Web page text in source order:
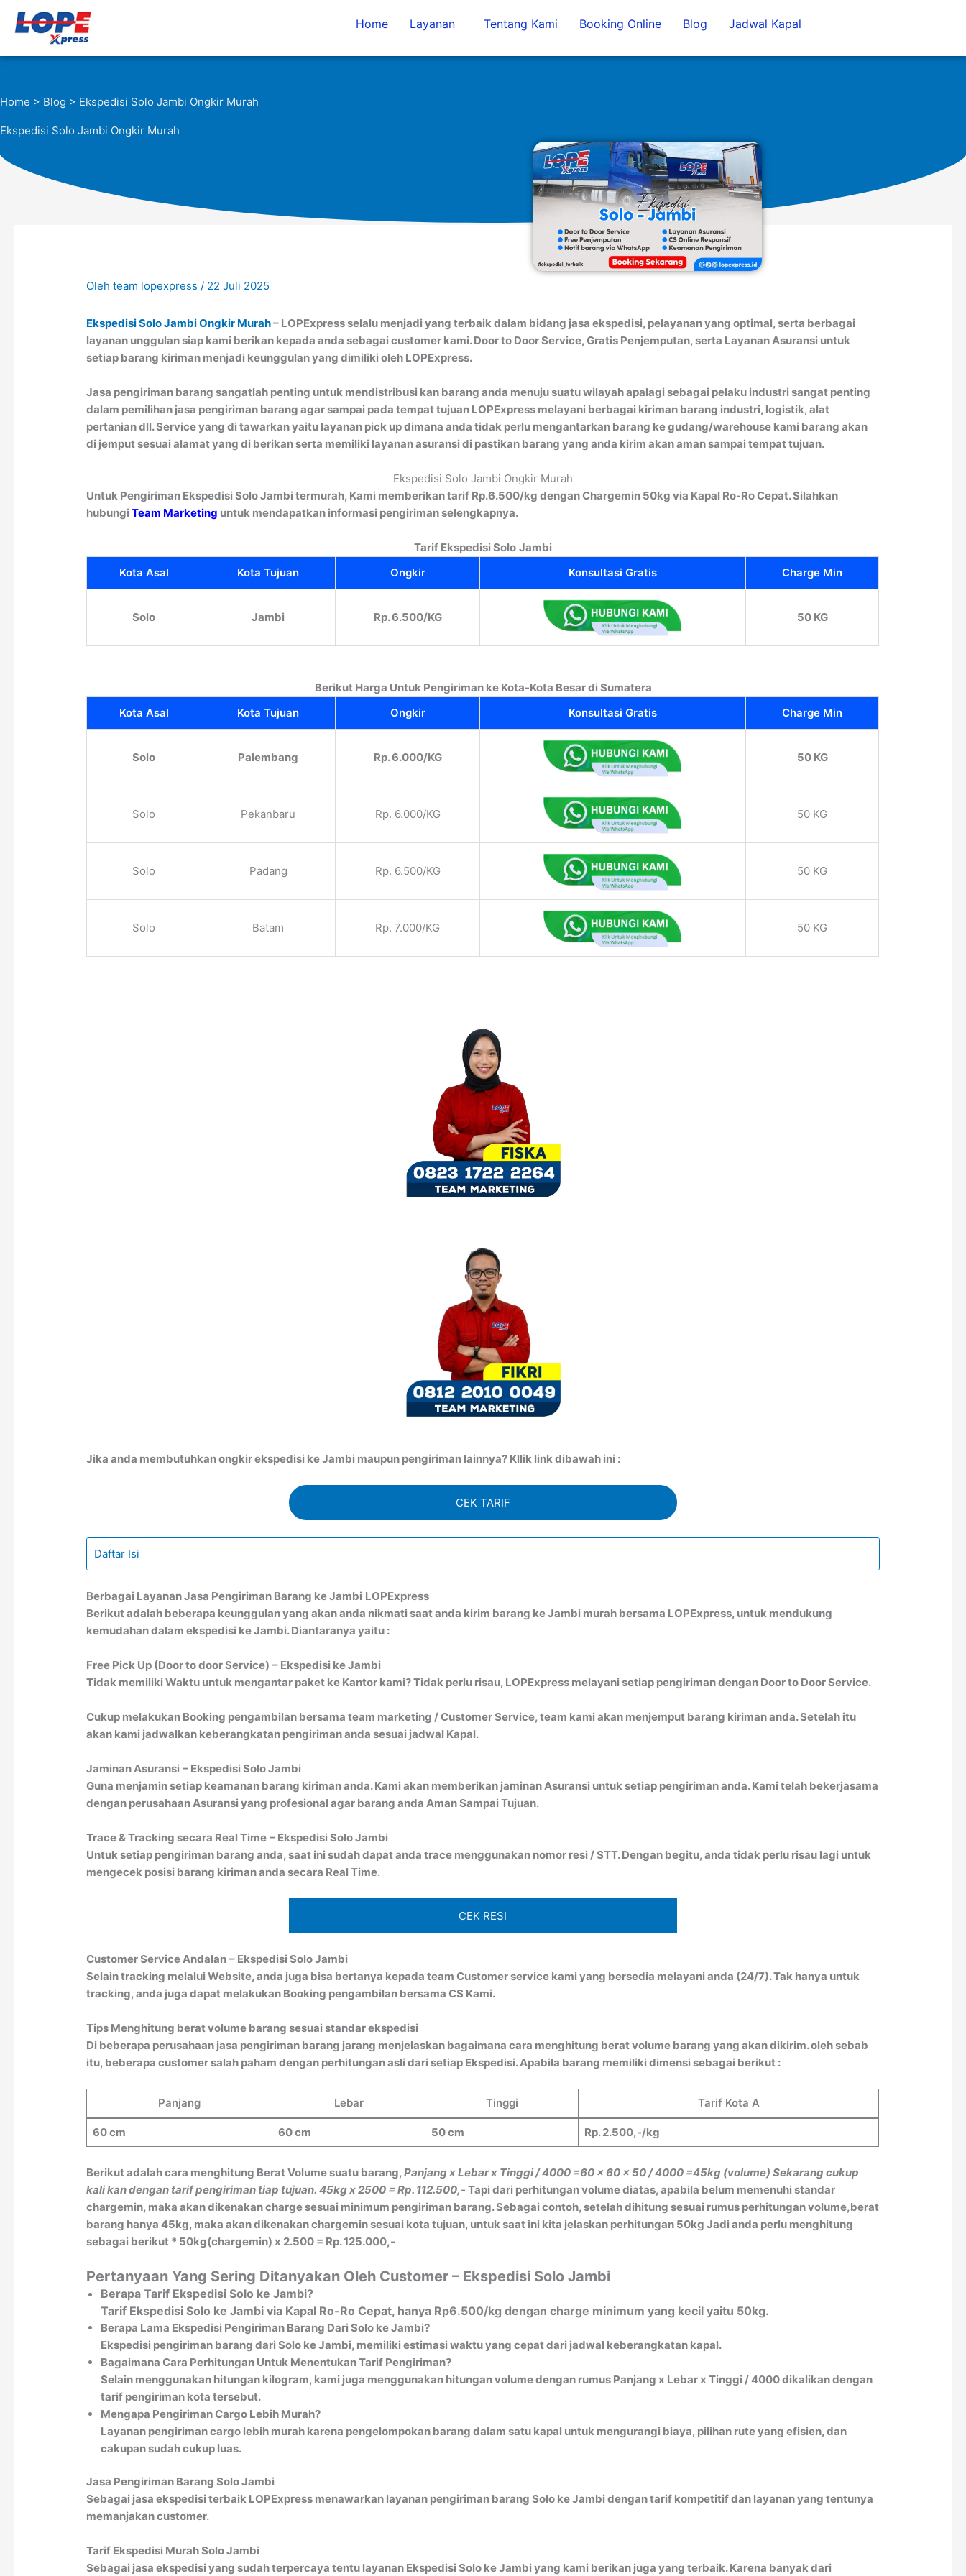
Home Layanan Tentang Kami Booking Online Blog Jadwal Kapal
Home > Blog > Ekspedisi Solo Jambi Ongkir Murah
Ekspedisi Solo Jambi Ongkir Murah
Olehteam lopexpress / 22 Juli 2025
Ekspedisi Solo Jambi Ongkir Murah– LOPExpress selalu menjadi yang terbaik dalam bidang jasa ekspedisi, pelayanan yang optimal, serta berbagai
layanan unggulan siap kami berikan kepada anda sebagai customer kami. Door to Door Service, Gratis Penjemputan, serta Layanan Asuransi untuk
setiap barang kiriman menjadi keunggulan yang dimiliki oleh LOPExpress.
Jasa pengiriman barang sangatlah penting untuk mendistribusi kan barang anda menuju suatu wilayah apalagi sebagai pelaku industri sangat penting
dalam pemilihan jasa pengiriman barang agar sampai pada tempat tujuan LOPExpress melayani berbagai kiriman barang industri, logistik, alat
pertanian dll. Service yang di tawarkan yaitu layanan pick up dimana anda tidak perlu mengantarkan barang ke gudang/warehouse kami barang akan
di jemput sesuai alamat yang di berikan serta memiliki layanan asuransi di pastikan barang yang anda kirim akan aman sampai tempat tujuan.
Ekspedisi Solo Jambi Ongkir Murah
Untuk Pengiriman Ekspedisi Solo Jambi termurah, Kami memberikan tarif Rp.6.500/kg dengan Chargemin 50kg via Kapal Ro-Ro Cepat. Silahkan
hubungiTeam Marketing untuk mendapatkan informasi pengiriman selengkapnya.
Tarif Ekspedisi Solo Jambi
Kota Asal
Kota Tujuan Ongkir Konsultasi Gratis Charge Min
Solo Jambi Rp. 6.500/KG 50 KG
Berikut Harga Untuk Pengiriman ke Kota-Kota Besar di Sumatera
Kota Asal
Kota Tujuan Ongkir Konsultasi Gratis Charge Min
Solo Palembang Rp. 6.000/KG 50 KG
Solo Pekanbaru Rp. 6.000/KG 50 KG
Solo Padang Rp. 6.500/KG 50 KG
Solo Batam Rp. 7.000/KG 50 KG
Jika anda membutuhkan ongkir ekspedisi ke Jambi maupun pengiriman lainnya? Kllik link dibawah ini :
CEK TARIF
Daftar Isi
Berbagai Layanan Jasa Pengiriman Barang ke Jambi LOPExpress
Berikut adalah beberapa keunggulan yang akan anda nikmati saat anda kirim barang ke Jambi murah bersama LOPExpress, untuk mendukung
kemudahan dalam ekspedisi ke Jambi. Diantaranya yaitu :
Free Pick Up (Door to door Service) – Ekspedisi ke Jambi
Tidak memiliki Waktu untuk mengantar paket ke Kantor kami? Tidak perlu risau, LOPExpress melayani setiap pengiriman dengan Door to Door Service.
Cukup melakukan Booking pengambilan bersama team marketing / Customer Service, team kami akan menjemput barang kiriman anda. Setelah itu
akan kami jadwalkan keberangkatan pengiriman anda sesuai jadwal Kapal.
Jaminan Asuransi – Ekspedisi Solo Jambi
Guna menjamin setiap keamanan barang kiriman anda. Kami akan memberikan jaminan Asuransi untuk setiap pengiriman anda. Kami telah bekerjasama
dengan perusahaan Asuransi yang profesional agar barang anda Aman Sampai Tujuan.
Trace & Tracking secara Real Time – Ekspedisi Solo Jambi
Untuk setiap pengiriman barang anda, saat ini sudah dapat anda trace menggunakan nomor resi / STT. Dengan begitu, anda tidak perlu risau lagi untuk
mengecek posisi barang kiriman anda secara Real Time.
CEK RESI
Customer Service Andalan – Ekspedisi Solo Jambi
Selain tracking melalui Website, anda juga bisa bertanya kepada team Customer service kami yang bersedia melayani anda (24/7). Tak hanya untuk
tracking, anda juga dapat melakukan Booking pengambilan bersama CS Kami.
Tips Menghitung berat volume barang sesuai standar ekspedisi
Di beberapa perusahaan jasa pengiriman barang jarang menjelaskan bagaimana cara menghitung berat volume barang yang akan dikirim. oleh sebab
itu, beberapa customer salah paham dengan perhitungan asli dari setiap Ekspedisi. Apabila barang memiliki dimensi sebagai berikut :
Panjang Lebar Tinggi Tarif Kota A
60 cm 60 cm 50 cm Rp. 2.500,-/kg
Berikut adalah cara menghitung Berat Volume suatu barang,Panjang x Lebar x Tinggi / 4000 =60 x 60 x 50 / 4000 =45kg (volume) Sekarang cukup
kali kan dengan tarif pengiriman tiap tujuan. 45kg x 2500 = Rp. 112.500,- Tapi dari perhitungan volume diatas, apabila belum memenuhi standar
chargemin, maka akan dikenakan charge sesuai minimum pengiriman barang. Sebagai contoh, setelah dihitung sesuai rumus perhitungan volume,berat
barang hanya 45kg, maka akan dikenakan chargemin sesuai kota tujuan, untuk saat ini kita jelaskan perhitungan 50kg Jadi anda perlu menghitung
sebagai berikut * 50kg(chargemin) x 2.500 = Rp. 125.000,-
Pertanyaan Yang Sering Ditanyakan Oleh Customer – Ekspedisi Solo Jambi
Berapa Tarif Ekspedisi Solo ke Jambi?
Tarif Ekspedisi Solo ke Jambi via Kapal Ro-Ro Cepat, hanya Rp6.500/kg dengan charge minimum yang kecil yaitu 50kg.
Berapa Lama Ekspedisi Pengiriman Barang Dari Solo ke Jambi?
Ekspedisi pengiriman barang dari Solo ke Jambi, memiliki estimasi waktu yang cepat dari jadwal keberangkatan kapal.
Bagaimana Cara Perhitungan Untuk Menentukan Tarif Pengiriman?
Selain menggunakan hitungan kilogram, kami juga menggunakan hitungan volume dengan rumus Panjang x Lebar x Tinggi / 4000 dikalikan dengan
tarif pengiriman kota tersebut.
Mengapa Pengiriman Cargo Lebih Murah?
Layanan pengiriman cargo lebih murah karena pengelompokan barang dalam satu kapal untuk mengurangi biaya, pilihan rute yang efisien, dan
cakupan sudah cukup luas.
Jasa Pengiriman Barang Solo Jambi
Sebagai jasa ekspedisi terbaik LOPExpress menawarkan layanan pengiriman barang Solo ke Jambi dengan tarif kompetitif dan layanan yang tentunya
memanjakan customer.
Tarif Ekspedisi Murah Solo Jambi
Sebagai jasa ekspedisi yang sudah terpercaya tentu layanan Ekspedisi Solo ke Jambi yang kami berikan juga yang terbaik. Karena banyak dari